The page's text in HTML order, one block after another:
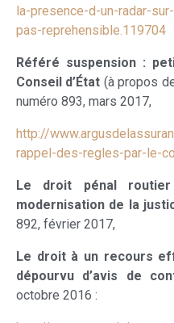
la-presence-d-un-radar-
pas-reprehensible.119704
Référé suspension :
Conseil d’État (à propos
numéro 893, mars 2017,
http://
rappel-des-regles-par-le-
Le droit pénal
modernisation de la
892, février 2017,
Le droit à un recours
dépourvu d’avis de
octobre 2016 :